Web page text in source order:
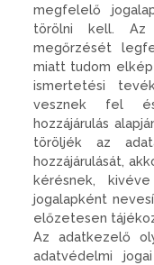
megfelelő
törölni kell. Az
megőrzését
miatt tudom
ismertetési
vesznek fel
hozzájárulás
töröljék az
hozzájárulását,
kérésnek,
jogalapként
előzetesen
Az adatkezelő
adatvédelmi